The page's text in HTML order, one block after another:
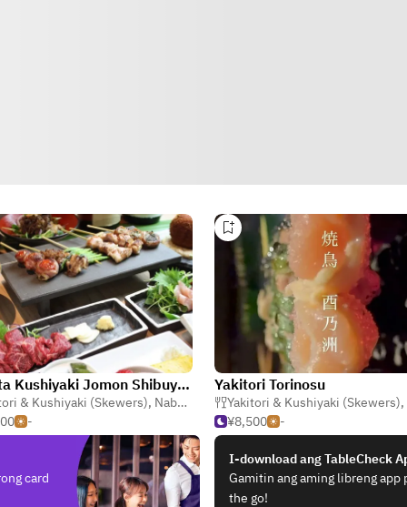
,Hapones
Hakata Kushiyaki Jomon Shibuya ten
& Kushiyaki (Skewers), Nabe & Motsunabe (Hotpot)
-
Yakitori Torinosu
Yakitori & Kushiyaki (Skewers),
¥8,500
-
card
I-download ang TableCheck
Gamitin ang aming libreng app
the go!